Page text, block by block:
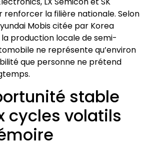
renforcer la filière nationale. Selon
Mobis citée par Korea
la production locale de semi-
ne représente qu’environ
que personne ne prétend
stable
cycles volatils